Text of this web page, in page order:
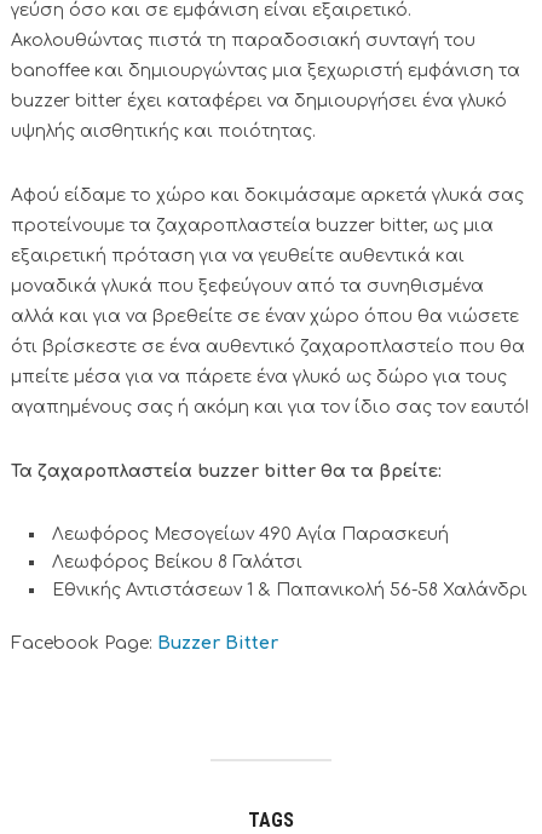
γεύση όσο και σε εμφάνιση είναι εξαιρετικό.
Ακολουθώντας πιστά τη παραδοσιακή συνταγή του
banoffee και δημιουργώντας μια ξεχωριστή εμφάνιση τα
buzzer bitter έχει καταφέρει να δημιουργήσει ένα γλυκό
υψηλής αισθητικής και ποιότητας.
Αφού είδαμε το χώρο και δοκιμάσαμε αρκετά γλυκά σας
προτείνουμε τα ζαχαροπλαστεία buzzer bitter, ως μια
εξαιρετική πρόταση για να γευθείτε αυθεντικά και
μοναδικά γλυκά που ξεφεύγουν από τα συνηθισμένα
αλλά και για να βρεθείτε σε έναν χώρο όπου θα νιώσετε
ότι βρίσκεστε σε ένα αυθεντικό ζαχαροπλαστείο που θα
μπείτε μέσα για να πάρετε ένα γλυκό ως δώρο για τους
αγαπημένους σας ή ακόμη και για τον ίδιο σας τον εαυτό!
Τα ζαχαροπλαστεία buzzer bitter θα τα βρείτε:
Λεωφόρος Μεσογείων 490 Αγία Παρασκευή
Λεωφόρος Βείκου 8 Γαλάτσι
Εθνικής Αντιστάσεων 1 & Παπανικολή 56-58 Χαλάνδρι
Facebook Page: Buzzer Bitter
TAGS